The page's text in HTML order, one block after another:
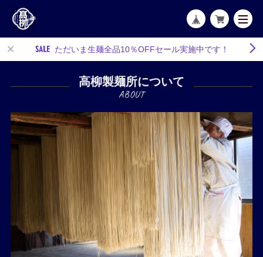
ただいま生麺全品10％OFFセール実施中です！
高柳製麺所について